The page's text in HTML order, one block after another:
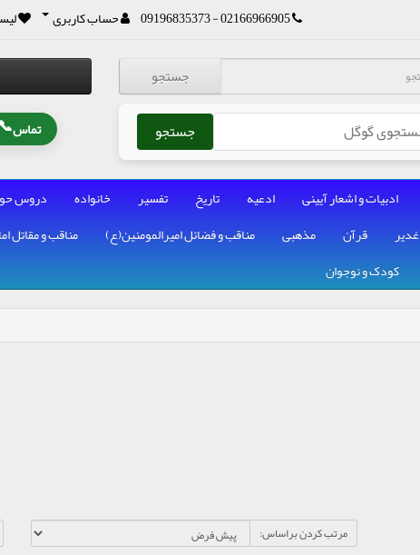
02166966905 - 09196835373 حساب کاربری
جستجو
جستجو تماس📞
ادبیات و اشعار آیینی ادعیه تاریخ تفسیر خانواده دروس
غدیر قرآن مذهبی مناقب و فضائل امیرالمومنین(ع) مناقب و مقاتل
کودک و نوجوان
مرتب کردن براساس: